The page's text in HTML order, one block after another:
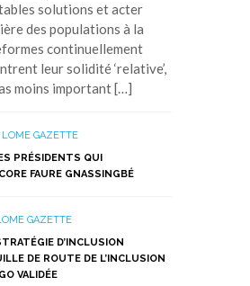
solutions et acter
des populations à la
continuellement
leur solidité ‘relative’,
moins important […]
LOME GAZETTE
PRÉSIDENTS QUI
FAURE GNASSINGBÉ
GAZETTE
D’INCLUSION
DE ROUTE DE L’INCLUSION
VALIDÉE